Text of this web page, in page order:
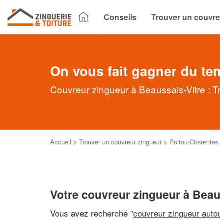
Conseils Trouver un
On vous fait gagner du
Couvreur zingueur à Beaussais-Vitre :
Accueil > Trouver un couvreur zingueur > Poitou-Charentes
Votre couvreur zingueur à
Vous avez recherché "couvreur zingueur